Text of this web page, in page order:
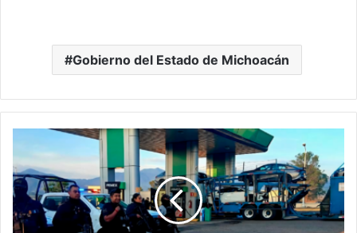
Gobierno del Estado de Michoacán
Intento
De
Robo
A
Nodriza